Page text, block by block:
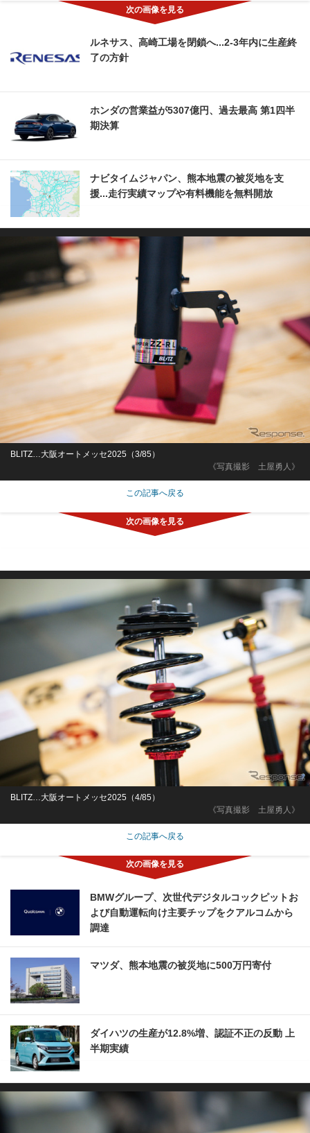
ルネサス、高崎工場を閉鎖へ...2‐3年内に生産終
了の方針
ホンダの営業益が5307億円、過去最高 第1四半
期決算
ナビタイムジャパン、熊本地震の被災地を支
援...走行実績マップや有料機能を無料開放
《写真撮影 土屋勇人》
BLITZ…大阪オートメッセ2025（3/85）
この記事へ戻る
《写真撮影 土屋勇人》
BLITZ…大阪オートメッセ2025（4/85）
この記事へ戻る
BMWグループ、次世代デジタルコックピットお
よび自動運転向け主要チップをクアルコムから
調達
マツダ、熊本地震の被災地に500万円寄付
ダイハツの生産が12.8%増、認証不正の反動 上
半期実績